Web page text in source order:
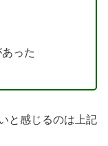
った
と感じるのは上記